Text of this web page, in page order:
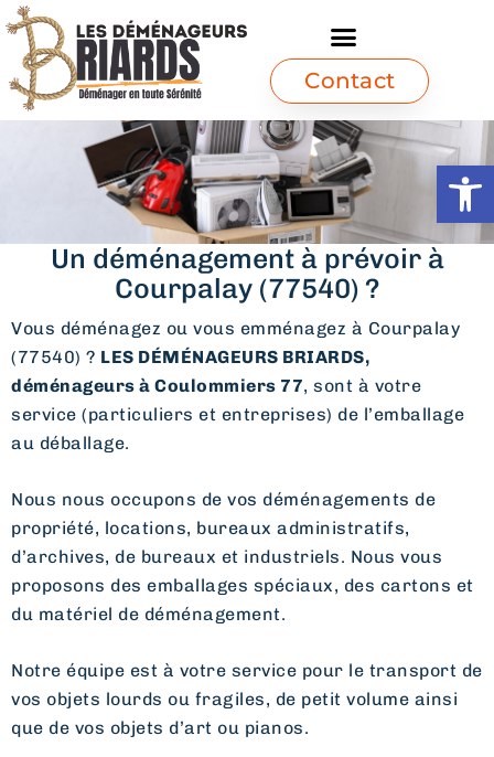
Ouvrir
Contact
Un déménagement à prévoir à
Courpalay (77540) ?
Vous déménagez ou vous emménagez à Courpalay
(77540) ? LES DÉMÉNAGEURS BRIARDS,
déménageurs à Coulommiers 77, sont à votre
service (particuliers et entreprises) de l’emballage
au déballage.
Nous nous occupons de vos déménagements de
propriété, locations, bureaux administratifs,
d’archives, de bureaux et industriels. Nous vous
proposons des emballages spéciaux, des cartons et
du matériel de déménagement.
Notre équipe est à votre service pour le transport de
vos objets lourds ou fragiles, de petit volume ainsi
que de vos objets d’art ou pianos.